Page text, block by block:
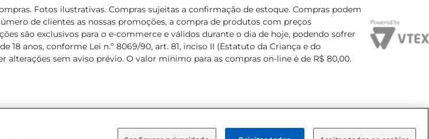
Fotos ilustrativas. Compras sujeitas a confirmação de estoque. Compras podem
de clientes as nossas promoções, a compra de produtos com preços
são exclusivos para o e-commerce e válidos durante o dia de hoje, podendo sofrer
anos, conforme Lei n.º 8069/90, art. 81, inciso II (Estatuto da Criança e do
alterações sem aviso prévio. O valor mínimo para as compras on-line é de R$ 80,00.